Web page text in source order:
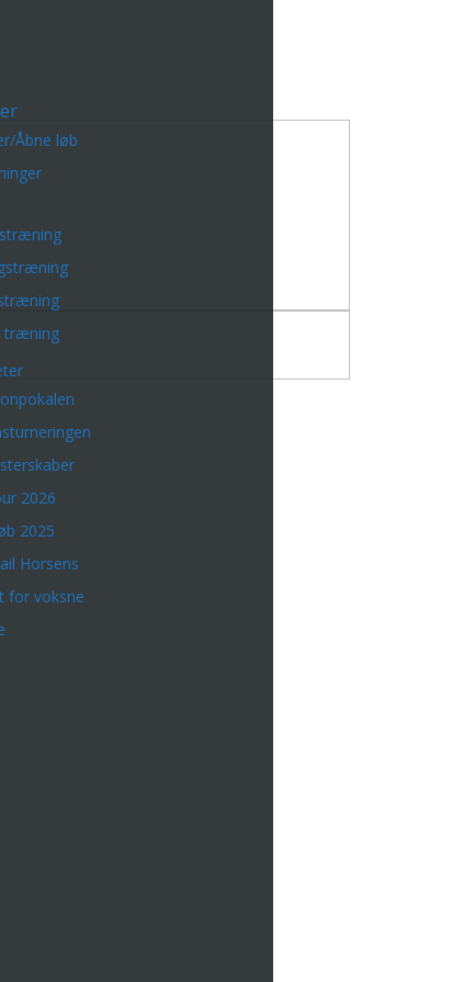
Åbne løb
træning
2026
2025
Horsens
for voksne